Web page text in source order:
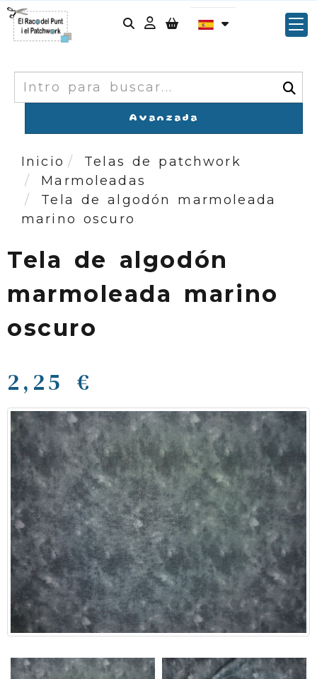
Identifícate
Buscar
Avanzada
Inicio
Telas de patchwork
Marmoleadas
Tela de algodón marmoleada
marino oscuro
Tela de algodón
marmoleada marino
oscuro
2,25 €